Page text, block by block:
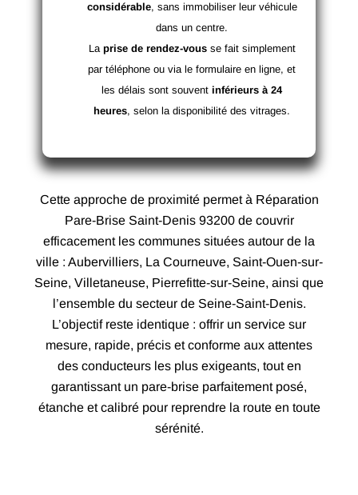
considérable, sans immobiliser leur véhicule
dans un centre.
La prise de rendez-vousse fait simplement
par téléphone ou via le formulaire en ligne, et
les délais sont souvent inférieurs à 24
heures, selon la disponibilité des vitrages.
Cette approche de proximité permet à Réparation
Pare-Brise Saint-Denis 93200 de couvrir
efficacement les communes situées autour de la
ville : Aubervilliers, La Courneuve, Saint-Ouen-sur-
Seine, Villetaneuse, Pierrefitte-sur-Seine, ainsi que
l’ensemble du secteur de Seine-Saint-Denis.
L’objectif reste identique : offrir un service sur
mesure, rapide, précis et conforme aux attentes
des conducteurs les plus exigeants, tout en
garantissant un pare-brise parfaitement posé,
étanche et calibré pour reprendre la route en toute
sérénité.